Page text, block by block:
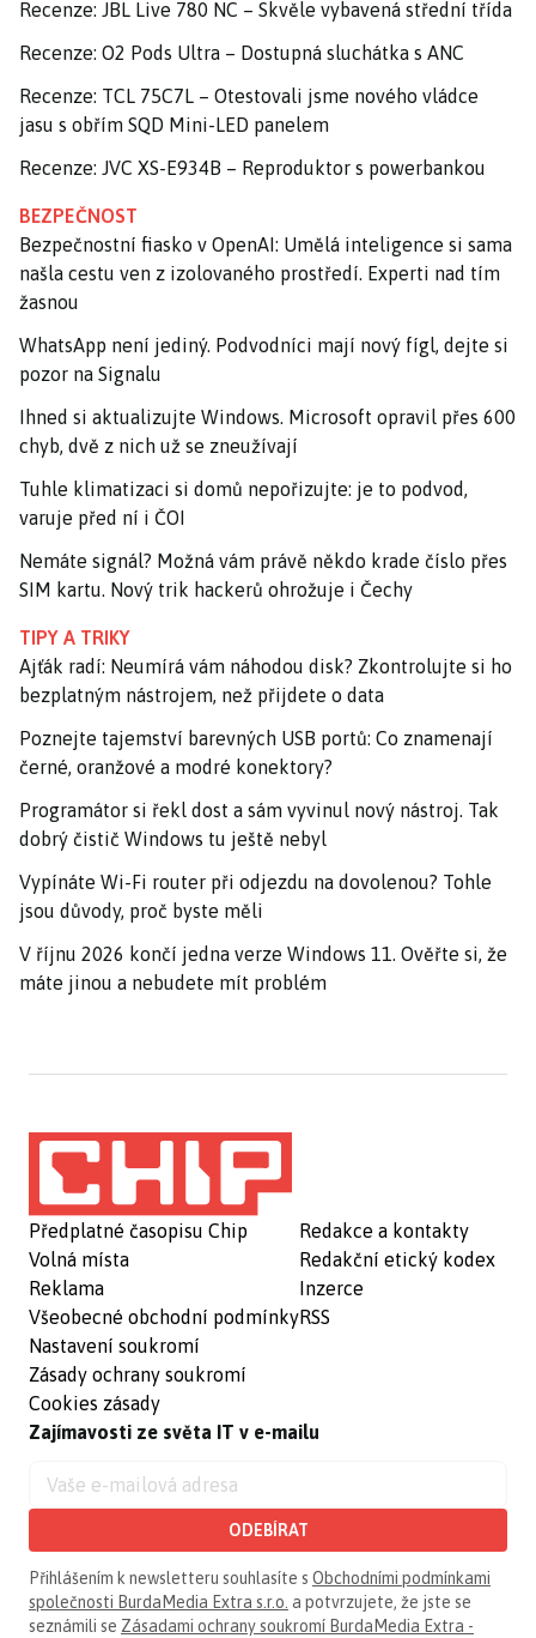
Recenze: JBL Live 780 NC – Skvěle vybavená střední třída
Recenze: O2 Pods Ultra – Dostupná sluchátka s ANC
Recenze: TCL 75C7L – Otestovali jsme nového vládce
jasu s obřím SQD Mini-LED panelem
Recenze: JVC XS-E934B – Reproduktor s powerbankou
BEZPEČNOST
Bezpečnostní fiasko v OpenAI: Umělá inteligence si sama
našla cestu ven z izolovaného prostředí. Experti nad tím
žasnou
WhatsApp není jediný. Podvodníci mají nový fígl, dejte si
pozor na Signalu
Ihned si aktualizujte Windows. Microsoft opravil přes 600
chyb, dvě z nich už se zneužívají
Tuhle klimatizaci si domů nepořizujte: je to podvod,
varuje před ní i ČOI
Nemáte signál? Možná vám právě někdo krade číslo přes
SIM kartu. Nový trik hackerů ohrožuje i Čechy
TIPY A TRIKY
Ajťák radí: Neumírá vám náhodou disk? Zkontrolujte si ho
bezplatným nástrojem, než přijdete o data
Poznejte tajemství barevných USB portů: Co znamenají
černé, oranžové a modré konektory?
Programátor si řekl dost a sám vyvinul nový nástroj. Tak
dobrý čistič Windows tu ještě nebyl
Vypínáte Wi-Fi router při odjezdu na dovolenou? Tohle
jsou důvody, proč byste měli
V říjnu 2026 končí jedna verze Windows 11. Ověřte si, že
máte jinou a nebudete mít problém
Předplatné časopisu Chip
Volná místa
Reklama
Všeobecné obchodní podmínky
Nastavení soukromí
Zásady ochrany soukromí
Cookies zásady
Redakce a kontakty
Redakční etický kodex
Inzerce
RSS
Zajímavosti ze světa IT v e-mailu
ODEBÍRAT
Přihlášením k newsletteru souhlasíte s Obchodními podmínkami
společnosti BurdaMedia Extra s.r.o. a potvrzujete, že jste se
seznámili se Zásadami ochrany soukromí BurdaMedia Extra -